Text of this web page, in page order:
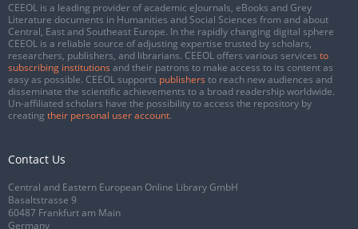
CEEOL is a leading provider of academic eJournals, eBooks and Grey
Literature documents in Humanities and Social Sciences from and about
Central, East and Southeast Europe. In the rapidly changing digital sphere
CEEOL is a reliable source of adjusting expertise trusted by scholars,
researchers, publishers, and librarians. CEEOL offers various services to
subscribing institutions and their patrons to make access to its content as
easy as possible. CEEOL supports publishers to reach new audiences and
disseminate the scientific achievements to a broad readership worldwide.
Un-affiliated scholars have the possibility to access the repository by
creating their personal user account.
Contact Us
Central and Eastern European Online Library GmbH
Basaltstrasse 9
60487 Frankfurt am Main
Germany